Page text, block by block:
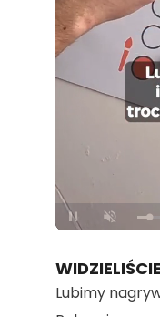
Unmute
Lubimy